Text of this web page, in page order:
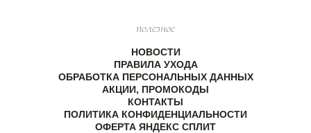
полезное
НОВОСТИ
ПРАВИЛА УХОДА
ОБРАБОТКА ПЕРСОНАЛЬНЫХ ДАННЫХ
АКЦИИ, ПРОМОКОДЫ
КОНТАКТЫ
ПОЛИТИКА КОНФИДЕНЦИАЛЬНОСТИ
ОФЕРТА ЯНДЕКС СПЛИТ